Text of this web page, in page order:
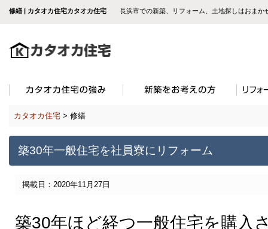
修繕 | カタオカ住宅カタオカ住宅 長浜市での新築、リフォーム、土地探しはおまか
カタオカ住宅 > 修繕
築30年一般住宅を社員寮にリフォーム
掲載日：2020年11月27日
築30年ほど経つ一般住宅を購入